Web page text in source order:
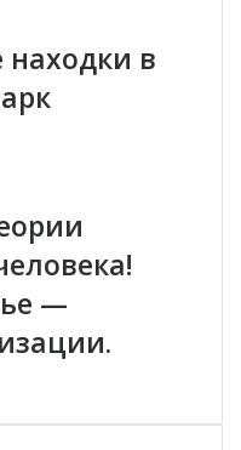
находки в
—